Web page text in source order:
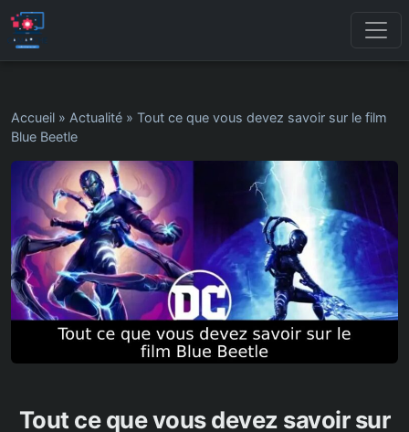
Accueil » Actualité » Tout ce que vous devez savoir sur le film
Blue Beetle
Tout ce que vous devez savoir sur